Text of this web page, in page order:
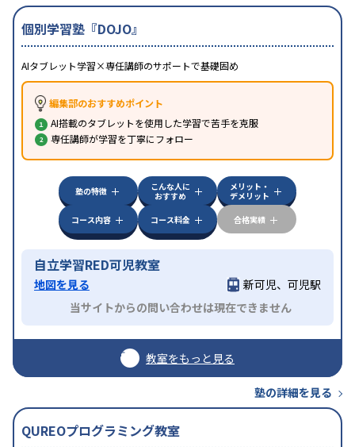
個別学習塾『DOJO』
AIタブレット学習×専任講師のサポートで基礎固め
編集部のおすすめポイント
AI搭載のタブレットを使用した学習で苦手を克服
専任講師が学習を丁寧にフォロー
塾の特徴
こんな人に
おすすめ
メリット・
デメリット
コース内容
コース料金 合格実績
自立学習RED可児教室
地図を見る
新可児、可児駅
当サイトからの問い合わせは現在できません
教室をもっと見る
塾の詳細を見る
QUREOプログラミング教室